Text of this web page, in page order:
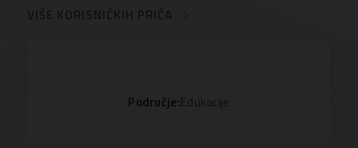
Područje:Edukacije